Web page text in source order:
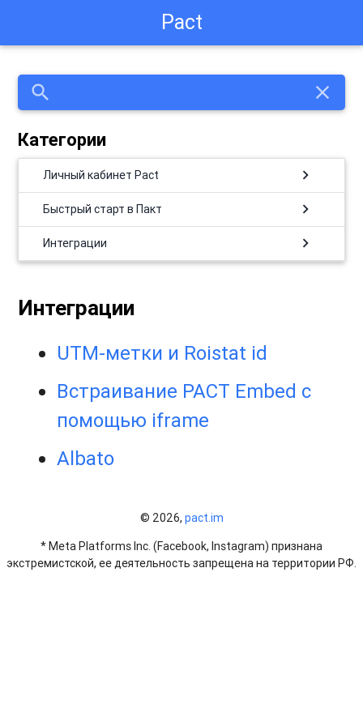
Pact
search close
Категории
Личный кабинет Pact chevron_right
Быстрый старт в Пакт chevron_right
Интеграции chevron_right
Интеграции
UTM-метки и Roistat id
Встраивание PACT Embed с
помощью iframe
Albato
© 2026, pact.im
* Meta Platforms Inc. (Facebook, Instagram) признана
экстремистской, ее деятельность запрещена на территории РФ.